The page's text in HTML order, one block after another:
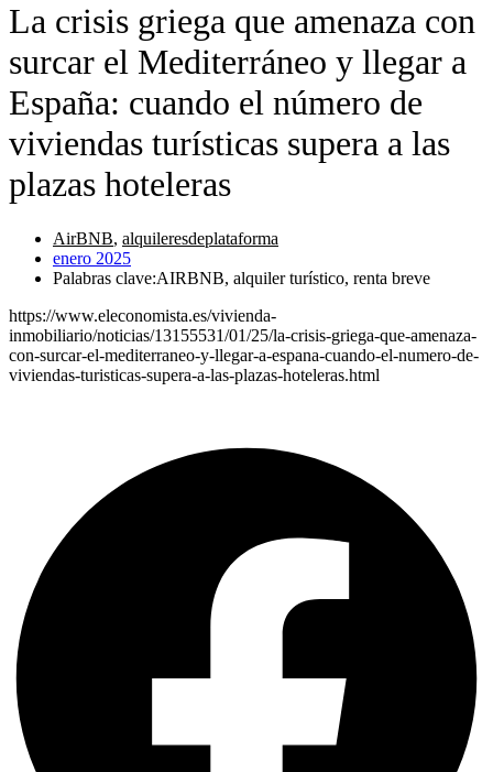
La crisis griega que amenaza con
surcar el Mediterráneo y llegar a
España: cuando el número de
viviendas turísticas supera a las
plazas hoteleras
AirBNB, alquileresdeplataforma
enero 2025
Palabras clave:AIRBNB, alquiler turístico, renta breve
https://www.eleconomista.es/vivienda-
inmobiliario/noticias/13155531/01/25/la-crisis-griega-que-amenaza-
con-surcar-el-mediterraneo-y-llegar-a-espana-cuando-el-numero-de-
viviendas-turisticas-supera-a-las-plazas-hoteleras.html